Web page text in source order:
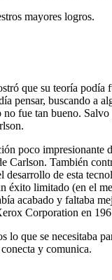
mayores logros.
que su teoría
pensar, buscando a
fue tan bueno.
poco
Carlson. También
de esta
limitado (en el
acabado y faltaba
Corporation en
que se necesitaba
y comunica.